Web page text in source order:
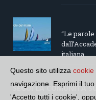
“Le
italiana
SEGUI LA COMUNITÀ
Questo sito utilizza cookie
navigazione. Esprimi il
'Accetto tutti i cookie',